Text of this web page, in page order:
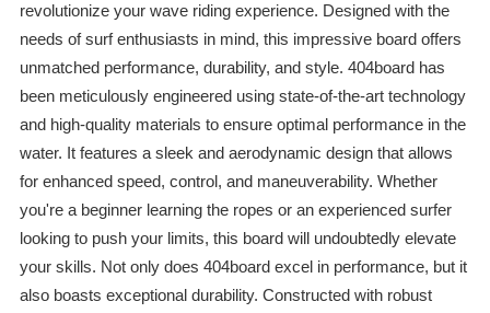
revolutionize your wave riding experience. Designed with the
needs of surf enthusiasts in mind, this impressive board offers
unmatched performance, durability, and style. 404board has
been meticulously engineered using state-of-the-art technology
and high-quality materials to ensure optimal performance in the
water. It features a sleek and aerodynamic design that allows
for enhanced speed, control, and maneuverability. Whether
you're a beginner learning the ropes or an experienced surfer
looking to push your limits, this board will undoubtedly elevate
your skills. Not only does 404board excel in performance, but it
also boasts exceptional durability. Constructed with robust